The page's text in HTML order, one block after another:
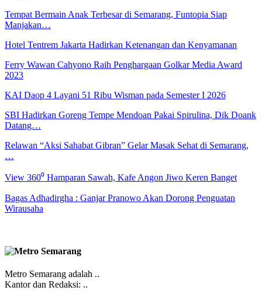
Tempat Bermain Anak Terbesar di Semarang, Funtopia Siap
Manjakan…
Hotel Tentrem Jakarta Hadirkan Ketenangan dan Kenyamanan
Ferry Wawan Cahyono Raih Penghargaan Golkar Media Award
2023
KAI Daop 4 Layani 51 Ribu Wisman pada Semester I 2026
SBI Hadirkan Goreng Tempe Mendoan Pakai Spirulina, Dik Doank
Datang…
Relawan “Aksi Sahabat Gibran” Gelar Masak Sehat di Semarang,
…
View 360⁰ Hamparan Sawah, Kafe Angon Jiwo Keren Banget
Bagas Adhadirgha : Ganjar Pranowo Akan Dorong Penguatan
Wirausaha
Metro Semarang adalah ..
Kantor dan Redaksi: ..